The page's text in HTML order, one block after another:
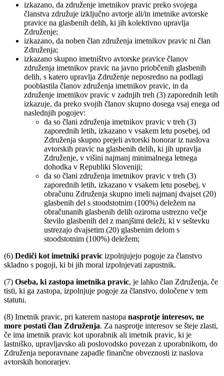
izkazano, da združenje imetnikov pravic preko svojega
članstva združuje izključno avtorje ali/in imetnike avtorske
pravice na glasbenih delih, ki jih kolektivno upravlja
Združenje;
izkazano, da noben član združenja imetnikov pravic ni član
Združenja;
izkazano skupno imetništvo avtorske pravice članov
združenja imetnikov pravic na javno priobčenih glasbenih
delih, s katero upravlja Združenje neposredno na podlagi
pooblastila članov združenja imetnikov pravic, in da
združenje imetnikov pravic v zadnjih treh (3) zaporednih letih
izkazuje, da preko svojih članov skupno dosega vsaj enega od
naslednjih pogojev:
da so člani združenja imetnikov pravic v treh (3)
zaporednih letih, izkazano v vsakem letu posebej, od
Združenja skupno prejeli avtorski honorar iz naslova
avtorskih pravic na glasbenih delih, ki jih upravlja
Združenje, v višini najmanj minimalnega letnega
dohodka v Republiki Sloveniji;
da so člani združenja imetnikov pravic v treh (3)
zaporednih letih, izkazano v vsakem letu posebej, v
obračunu Združenja skupno imeli najmanj dvajset (20)
glasbenih del s stoodstotnim (100%) deležem na
obračunanih glasbenih delih oziroma ustrezno večje
število glasbenih del z manjšimi deleži, ki v seštevku
ustrezajo dvajsetim (20) glasbenim delom s
stoodstotnim (100%) deležem;
(6) Dediči kot imetniki pravic izpolnjujejo pogoje za članstvo
skladno s pogoji, ki bi jih moral izpolnjevati zapustnik.
(7) Oseba, ki zastopa imetnika pravic, je lahko član Združenja, če
tisti, ki ga zastopa, izpolnjuje pogoje za članstvo, določene v tem
statutu.
(8) Imetnik pravic, pri katerem nastopa nasprotje interesov, ne
more postati član Združenja. Za nasprotje interesov se šteje zlasti,
če ima imetnik pravic kot uporabnik ali imetnik pravic, ki je
lastniško, upravljavsko ali poslovodsko povezan z uporabnikom, do
Združenja neporavnane zapadle finančne obveznosti iz naslova
avtorskih honorarjev.